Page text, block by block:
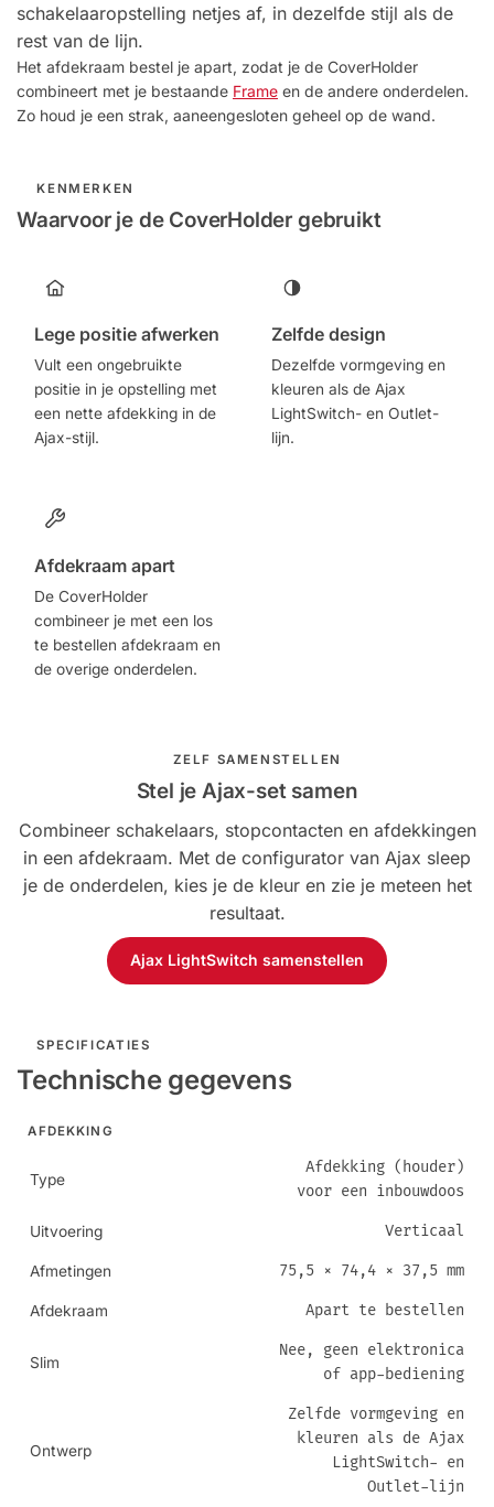
schakelaaropstelling netjes af, in dezelfde stijl als de
rest van de lijn.
Het afdekraam bestel je apart, zodat je de CoverHolder
combineert met je bestaande Frame en de andere onderdelen.
Zo houd je een strak, aaneengesloten geheel op de wand.
KENMERKEN
Waarvoor je de CoverHolder gebruikt
Lege positie afwerken
Vult een ongebruikte
positie in je opstelling met
een nette afdekking in de
Ajax-stijl.
Zelfde design
Dezelfde vormgeving en
kleuren als de Ajax
LightSwitch- en Outlet-
lijn.
Afdekraam apart
De CoverHolder
combineer je met een los
te bestellen afdekraam en
de overige onderdelen.
ZELF SAMENSTELLEN
Stel je Ajax-set samen
Combineer schakelaars, stopcontacten en afdekkingen
in een afdekraam. Met de configurator van Ajax sleep
je de onderdelen, kies je de kleur en zie je meteen het
resultaat.
Ajax LightSwitch samenstellen
SPECIFICATIES
Technische gegevens
AFDEKKING
Type
Afdekking (houder)
voor een inbouwdoos
Uitvoering Verticaal
Afmetingen 75,5 × 74,4 × 37,5 mm
Afdekraam Apart te bestellen
Slim
Nee, geen elektronica
of app-bediening
Ontwerp
Zelfde vormgeving en
kleuren als de Ajax
LightSwitch- en
Outlet-lijn